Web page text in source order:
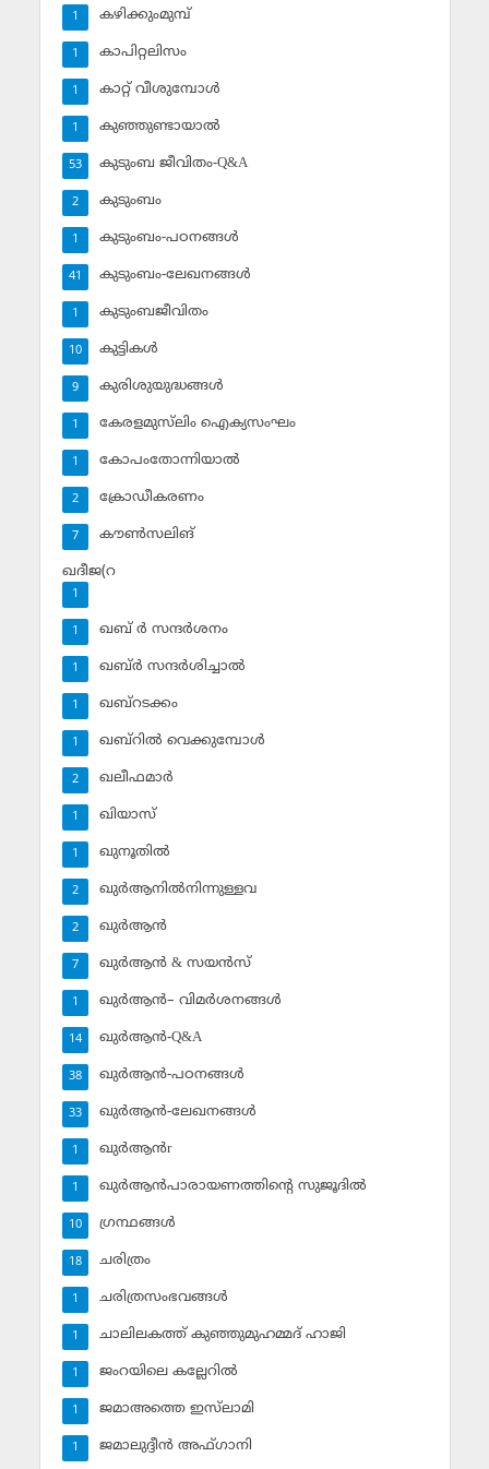
കഴിക്കുംമുമ്പ്
1
കാപിറ്റലിസം
1
കാറ്റ് വീശുമ്പോള്‍
1
കുഞ്ഞുണ്ടായാല്‍
1
കുടുംബ ജീവിതം-Q&A
53
കുടുംബം
2
കുടുംബം-പഠനങ്ങള്‍
1
കുടുംബം-ലേഖനങ്ങള്‍
41
കുടുംബജീവിതം
1
കുട്ടികള്‍
10
കുരിശുയുദ്ധങ്ങള്‍
9
കേരളമുസ്‌ലിം ഐക്യസംഘം
1
കോപംതോന്നിയാല്‍
1
ക്രോഡീകരണം
2
കൗണ്‍സലിങ്‌
7
ഖദീജ(റ
1
ഖബ് ര്‍ സന്ദര്‍ശനം
1
ഖബ്ര്‍ സന്ദര്‍ശിച്ചാല്‍
1
ഖബ്‌റടക്കം
1
ഖബ്‌റില്‍ വെക്കുമ്പോള്‍
1
ഖലീഫമാര്‍
2
ഖിയാസ്
1
ഖുനൂതില്‍
1
ഖുര്‍ആനില്‍നിന്നുള്ളവ
2
ഖുര്‍ആന്‍
2
ഖുര്‍ആന്‍ & സയന്‍സ്‌
7
ഖുര്‍ആന്‍– വിമര്‍ശനങ്ങള്‍
1
ഖുര്‍ആന്‍-Q&A
14
ഖുര്‍ആന്‍-പഠനങ്ങള്‍
38
ഖുര്‍ആന്‍-ലേഖനങ്ങള്‍
33
ഖുര്‍ആന്‍r
1
ഖുര്‍ആന്‍പാരായണത്തിന്റെ സുജൂദില്‍
1
ഗ്രന്ഥങ്ങള്‍
10
ചരിത്രം
18
ചരിത്രസംഭവങ്ങള്‍
1
ചാലിലകത്ത് കുഞ്ഞുമുഹമ്മദ് ഹാജി
1
ജംറയിലെ കല്ലേറില്‍
1
ജമാഅത്തെ ഇസ്‌ലാമി
1
ജമാലുദ്ദീന്‍ അഫ്ഗാനി
1